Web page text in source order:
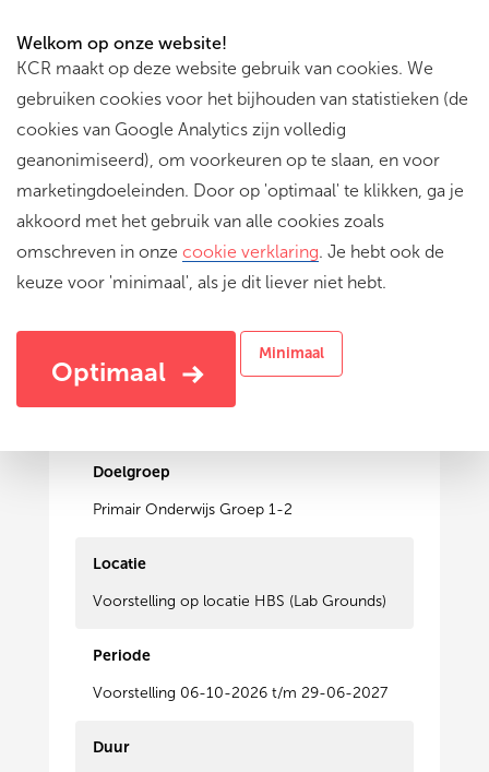
Welkom op onze website!
KCR maakt op deze website gebruik van cookies. We
gebruiken cookies voor het bijhouden van statistieken (de
cookies van Google Analytics zijn volledig
geanonimiseerd), om voorkeuren op te slaan, en voor
marketingdoeleinden. Door op 'optimaal' te klikken, ga je
akkoord met het gebruik van alle cookies zoals
omschreven in onze cookie verklaring. Je hebt ook de
keuze voor 'minimaal', als je dit liever niet hebt.
Optimaal
Minimaal
De beer & het pannenkoekenhuis
verhalenverteller
Doelgroep
Primair Onderwijs Groep 1-2
Locatie
Voorstelling op locatie HBS (Lab Grounds)
Periode
Voorstelling 06-10-2026 t/m 29-06-2027
Duur